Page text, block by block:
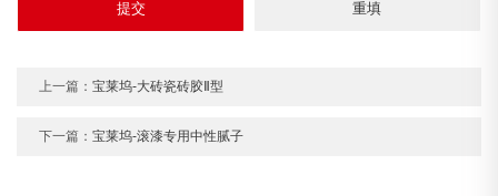
上一篇：宝莱坞-大砖瓷砖胶Ⅱ型
下一篇：宝莱坞-滚漆专用中性腻子